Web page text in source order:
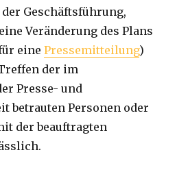
Geschäftsführung,
Veränderung des Plans
einePressemitteilung)
der im
Presse- und
betrauten Personen oder
der beauftragten